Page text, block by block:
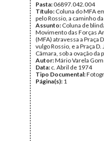
Pasta:06897.042.004
Título: Coluna do MFA
pelo Rossio, a caminho
Assunto: Coluna de
Movimento das Forças
(MFA) atravessa a Praça
vulgo Rossio, e a Praça D.
Câmara, sob a ovação da
Autor:Mário Varela
Data: c. Abril de 1974
Tipo Documental:
Página(s): 1